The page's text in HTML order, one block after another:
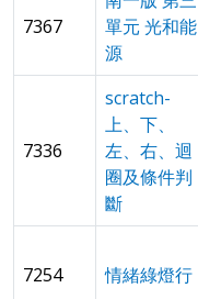
7367
單元 光和能
源
7336
scratch-
上、下、
左、右、迴
圈及條件判
斷
7254 情緒綠燈行